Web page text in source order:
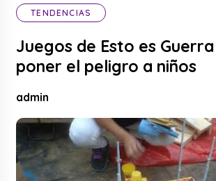
TENDENCIAS
Juegos de Esto es
poner el peligro a niños
admin